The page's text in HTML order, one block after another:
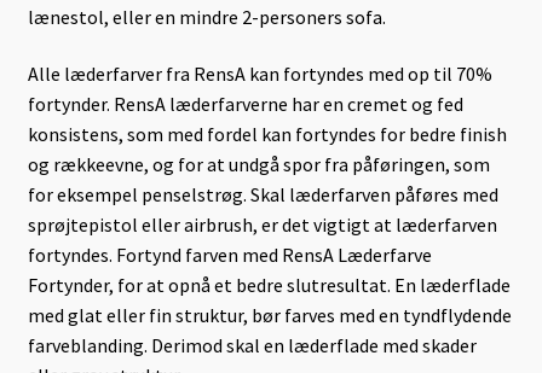
lænestol, eller en mindre 2-personers sofa.
Alle læderfarver fra RensA kan fortyndes med op til 70%
fortynder. RensA læderfarverne har en cremet og fed
konsistens, som med fordel kan fortyndes for bedre finish
og rækkeevne, og for at undgå spor fra påføringen, som
for eksempel penselstrøg. Skal læderfarven påføres med
sprøjtepistol eller airbrush, er det vigtigt at læderfarven
fortyndes. Fortynd farven med RensA Læderfarve
Fortynder, for at opnå et bedre slutresultat. En læderflade
med glat eller fin struktur, bør farves med en tyndflydende
farveblanding. Derimod skal en læderflade med skader